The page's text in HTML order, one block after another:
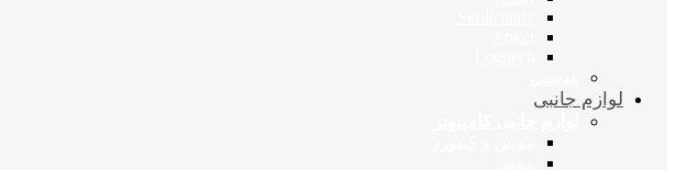
لوازم جانبی